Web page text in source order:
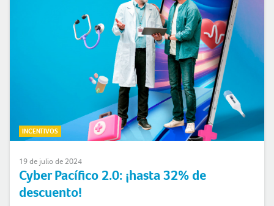
INCENTIVOS
19 de julio de 2024
Cyber Pacífico 2.0: ¡hasta 32% de
descuento!